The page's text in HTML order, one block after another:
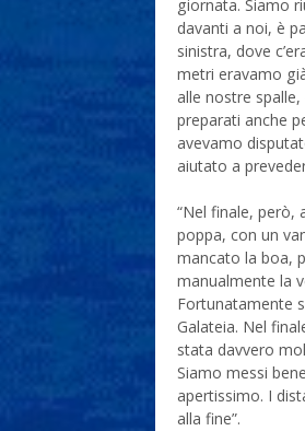
giornata. Siamo
davanti a noi, è
sinistra, dove
metri eravamo
alle nostre
preparati anche
avevamo
aiutato a
“Nel finale, però,
poppa, con un
mancato la boa,
manualmente la
Fortunatamente
Galateia. Nel
stata davvero
Siamo messi
apertissimo. I
alla fine”.